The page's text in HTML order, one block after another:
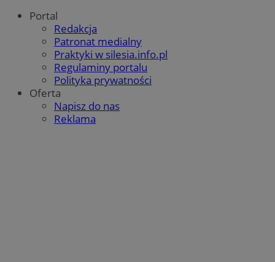
Portal
Redakcja
Patronat medialny
Praktyki w silesia.info.pl
Regulaminy portalu
Polityka prywatności
Oferta
Napisz do nas
Reklama